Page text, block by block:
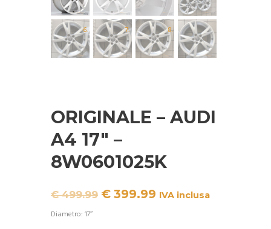
ORIGINALE – AUDI
A4 17″ –
8W0601025K
€499.99 Il
€ 399.99 Il
IVA inclusa
Diametro: 17″